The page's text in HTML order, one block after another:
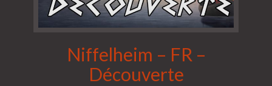
Niffelheim – FR –
Découverte